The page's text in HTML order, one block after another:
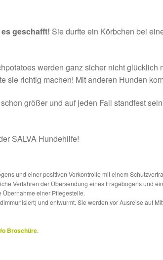
geschafft! Sie durfte ein Körbchen bei
werden ganz sicher nicht glücklich
sie richtig machen! Mit anderen Hunden
größer und auf jeden Fall standfest
SALVA Hundehilfe!
und einer positiven Vorkontrolle mit einem
Verfahren der Übersendung eines Fragebogens und
einer Pflegestelle.
und entwurmt. Sie werden vor Ausreise auf
Broschüre.